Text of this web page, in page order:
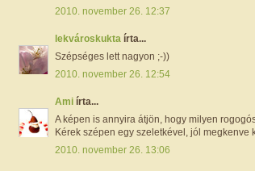
2010. november 26. 12:37
lekvároskukta írta...
Szépséges lett nagyon ;-))
2010. november 26. 12:54
Ami írta...
A képen is annyira átjön, hogy milyen
Kérek szépen egy szeletkével, jól megkenve
2010. november 26. 13:06